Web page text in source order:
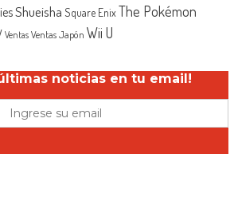
Shueisha Square EnixThe Pokémon
Ventas Ventas Japón Wii U
noticias en tu email!